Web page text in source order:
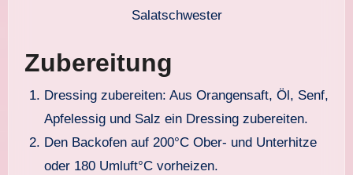
Salatschwester
Zubereitung
Dressing zubereiten: Aus Orangensaft, Öl, Senf,
Apfelessig und Salz ein Dressing zubereiten.
Den Backofen auf 200°C Ober- und Unterhitze
oder 180 Umluft°C vorheizen.